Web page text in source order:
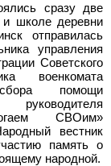
сразу две
школе деревни
отправилась
управления
Советского
военкомата
помощи
СВОим»
вестник
память о
народной.